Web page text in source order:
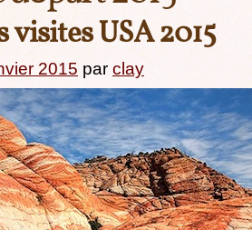
visites USA 2015
2015 par clay